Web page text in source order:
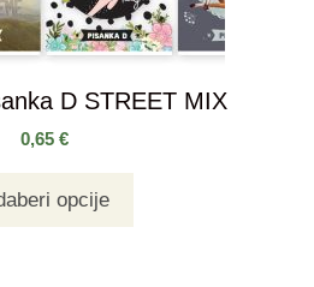
D STREET MIX
0,65 €
opcije